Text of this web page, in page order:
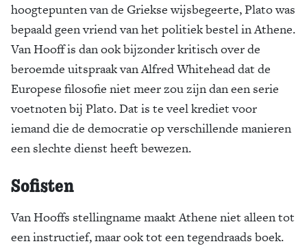
hoogtepunten van de Griekse wijsbegeerte, Plato was
bepaald geen vriend van het politiek bestel in Athene.
Van Hooff is dan ook bijzonder kritisch over de
beroemde uitspraak van Alfred Whitehead dat de
Europese filosofie niet meer zou zijn dan een serie
voetnoten bij Plato. Dat is te veel krediet voor
iemand die de democratie op verschillende manieren
een slechte dienst heeft bewezen.
Sofisten
Van Hooffs stellingname maakt Athene niet alleen tot
een instructief, maar ook tot een tegendraads boek.